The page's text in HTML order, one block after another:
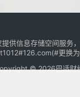
供信息存储空间服
更换
©2026巴适财